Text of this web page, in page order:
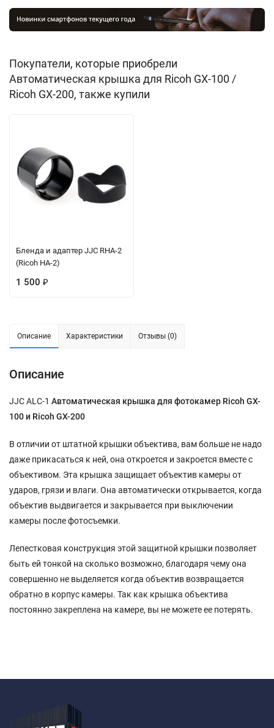
Покупатели, которые приобрели
Автоматическая крышка для Ricoh GX-100 /
Ricoh GX-200, также купили
Бленда и адаптер JJC RHA-2
(Ricoh HA-2)
1 500 ₽
Описание Характеристики Отзывы (0)
Описание
JJC ALC-1 Автоматическая крышка для фотокамер Ricoh GX-
100 и Ricoh GX-200
В отличии от штатной крышки объектива, вам больше не надо
даже прикасаться к ней, она откроется и закроется вместе с
объективом. Эта крышка защищает объектив камеры от
ударов, грязи и влаги. Она автоматически открывается, когда
объектив выдвигается и закрывается при выключении
камеры после фотосъемки.
Лепестковая конструкция этой защитной крышки позволяет
быть ей тонкой на сколько возможно, благодаря чему она
совершенно не выделяется когда объектив возвращается
обратно в корпус камеры. Так как крышка объектива
постоянно закреплена на камере, вы не можете ее потерять.